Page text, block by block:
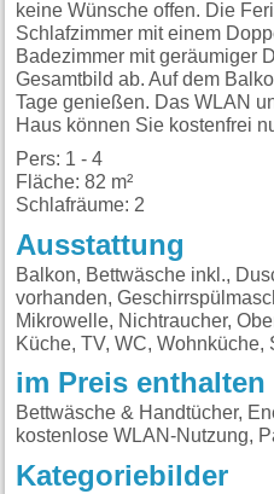
keine Wünsche offen. Die
Schlafzimmer mit einem
Badezimmer mit geräumiger
Gesamtbild ab. Auf dem
Tage genießen. Das WLAN
Haus können Sie kostenfrei
Pers: 1 - 4
Fläche: 82 m²
Schlafräume: 2
Ausstattung
Balkon, Bettwäsche inkl.,
vorhanden,
Mikrowelle, Nichtraucher,
Küche, TV, WC, Wohnküche,
im Preis enthalten
Bettwäsche & Handtücher,
kostenlose WLAN-Nutzung,
Kategoriebilder